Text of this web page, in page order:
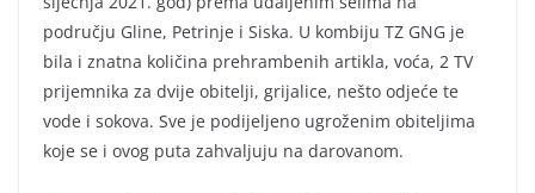
području Gline, Petrinje i Siska. U kombiju TZ GNG je
bila i znatna količina prehrambenih artikla, voća, 2 TV
prijemnika za dvije obitelji, grijalice, nešto odjeće te
vode i sokova. Sve je podijeljeno ugroženim obiteljima
koje se i ovog puta zahvaljuju na darovanom.